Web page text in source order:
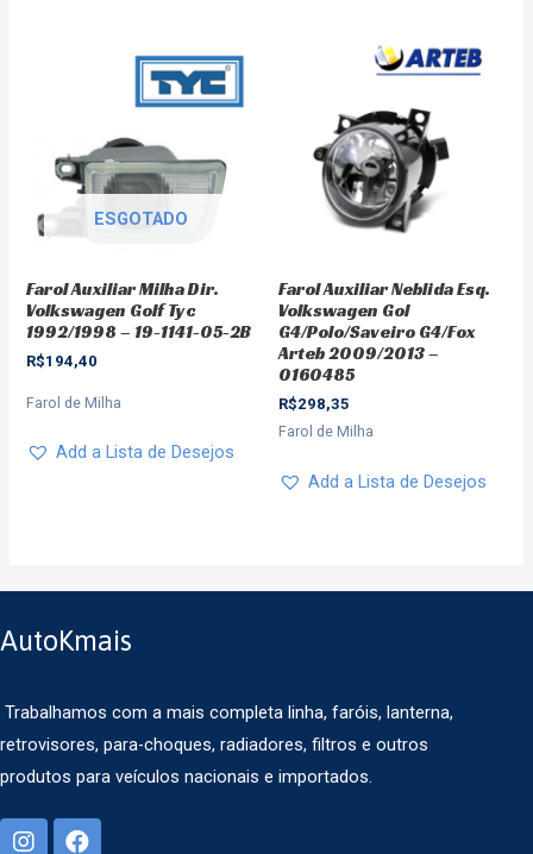
ESGOTADO
Farol Auxiliar Milha Dir.
Volkswagen Golf Tyc
1992/1998 – 19-1141-05-2B
R$194,40
Farol de Milha
Add a Lista de Desejos
Farol Auxiliar Neblida Esq.
Volkswagen Gol
G4/Polo/Saveiro G4/Fox
Arteb 2009/2013 –
0160485
R$298,35
Farol de Milha
Add a Lista de Desejos
AutoKmais
Trabalhamos com a mais completa linha, faróis, lanterna,
retrovisores, para-choques, radiadores, filtros e outros
produtos para veículos nacionais e importados.